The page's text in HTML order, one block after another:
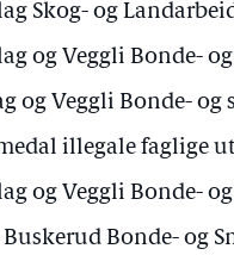
Skog- og
og Veggli Bonde-
og Veggli Bonde- og
illegale faglige
og Veggli Bonde-
Bonde- og